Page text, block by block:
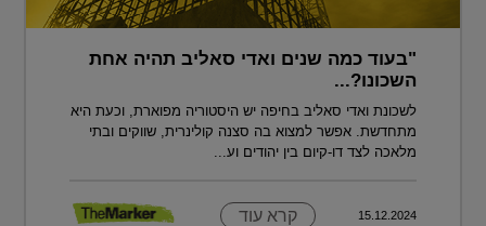
"בעוד כמה שנים ואדי סאליב תהיה אחת
השכונו?...
לשכונת ואדי סאליב בחיפה יש היסטוריה מפוארת, וכעת היא
מתחדשת. אפשר למצוא בה סצנה קולינרית, שווקים ובתי
מלאכה לצד דו-קיום בין יהודים וע...
15.12.2024 קרא עוד